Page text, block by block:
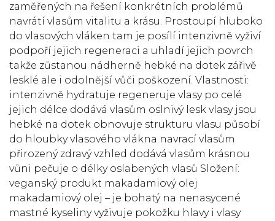
zaměřených na řešení konkrétních problémů
navrátí vlasům vitalitu a krásu. Prostoupí hluboko
do vlasových vláken tam je posílí intenzivně vyživí
podpoří jejich regeneraci a uhladí jejich povrch
takže zůstanou nádherně hebké na dotek zářivě
lesklé ale i odolnější vůči poškození. Vlastnosti:
intenzivně hydratuje regeneruje vlasy po celé
jejich délce dodává vlasům oslnivý lesk vlasy jsou
hebké na dotek obnovuje strukturu vlasu působí
do hloubky vlasového vlákna navrací vlasům
přirozený zdravý vzhled dodává vlasům krásnou
vůni pečuje o délky oslabených vlasů Složení:
veganský produkt makadamiový olej
makadamiový olej – je bohatý na nenasycené
mastné kyseliny vyživuje pokožku hlavy i vlasy